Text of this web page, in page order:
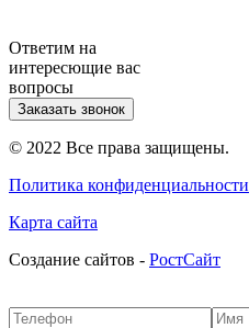
Ответим на
интересющие вас
вопросы
Заказать звонок
© 2022 Все права защищены.
Политика конфиденциальности
Карта сайта
Cоздание сайтов - РостСайт